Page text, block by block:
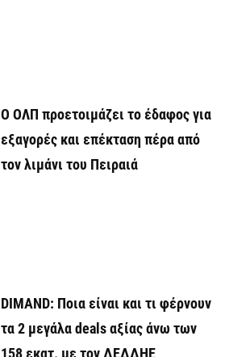
O ΟΛΠ προετοιμάζει το έδαφος για
εξαγορές και επέκταση πέρα από
τον λιμάνι του Πειραιά
DIMAND: Ποια είναι και τι φέρνουν
τα 2 μεγάλα deals αξίας άνω των
158 εκατ. με τον ΔΕΔΔΗΕ